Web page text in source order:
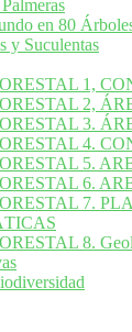
en 80
y Suculentas
1,
2,
3.
4.
5.
6.
7.
8.